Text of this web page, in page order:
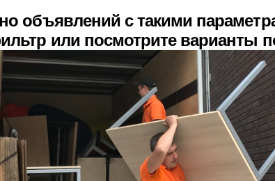
объявлений с такими
или посмотрите варианты